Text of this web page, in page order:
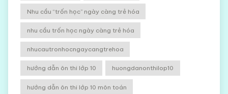
Nhu cầu “trốn học” ngày càng trẻ hóa
nhu cầu trốn học ngày càng trẻ hóa
nhucautronhocngaycangtrehoa
hướng dẫn ôn thi lớp 10 huongdanonthilop10
hướng dẫn ôn thi lớp 10 môn toán